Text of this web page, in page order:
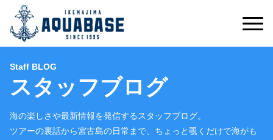
Staff BLOG
スタッフブログ
海の楽しさや最新情報を発信するスタッフブログ。
ツアーの裏話から宮古島の日常まで、ちょっと覗くだけで海がも